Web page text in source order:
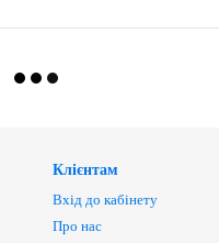
Клієнтам
Вхід до кабінету
Про нас